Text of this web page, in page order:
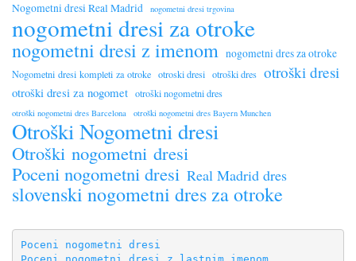
Nogometni dresi Real Madrid nogometni dresi trgovina
nogometni dresi za otroke
nogometni dresi z imenom nogometni dres za otroke
Nogometni dresi kompleti za otroke otroski dresi otroški dres otroški dresi
otroški dresi za nogomet otroški nogometni dres
otroški nogometni dres Barcelona otroški nogometni dres Bayern Munchen
Otroški Nogometni dresi
Otroški nogometni dresi
Poceni nogometni dresi Real Madrid dres
slovenski nogometni dres za otroke
Poceni nogometni dresi